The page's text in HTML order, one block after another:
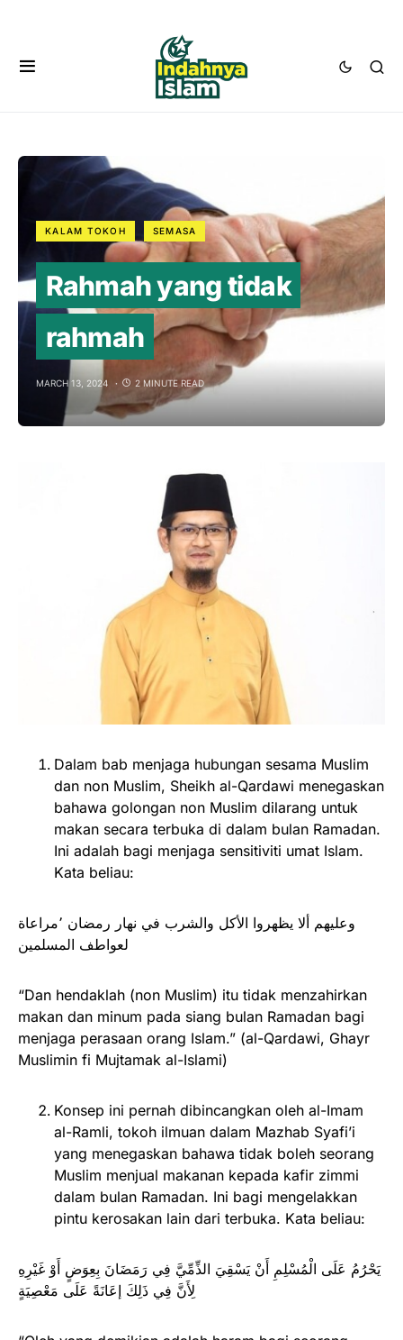
KALAM TOKOH SEMASA
Rahmah yang tidak
rahmah
MARCH 13, 2024 2 MINUTE READ
Dalam bab menjaga hubungan sesama Muslim
dan non Muslim, Sheikh al-Qardawi menegaskan
bahawa golongan non Muslim dilarang untuk
makan secara terbuka di dalam bulan Ramadan.
Ini adalah bagi menjaga sensitiviti umat Islam.
Kata beliau:
وعليهم ألا يظهروا الأكل والشرب في نهار رمضان ٬مراعاة
لعواطف المسلمين
“Dan hendaklah (non Muslim) itu tidak menzahirkan
makan dan minum pada siang bulan Ramadan bagi
menjaga perasaan orang Islam.” (al-Qardawi, Ghayr
Muslimin fi Mujtamak al-Islami)
Konsep ini pernah dibincangkan oleh al-Imam
al-Ramli, tokoh ilmuan dalam Mazhab Syafi’i
yang menegaskan bahawa tidak boleh seorang
Muslim menjual makanan kepada kafir zimmi
dalam bulan Ramadan. Ini bagi mengelakkan
pintu kerosakan lain dari terbuka. Kata beliau:
يَحْرُمُ عَلَى الْمُسْلِمِ أَنْ يَسْقِيَ الذِّمِّيَّ فِي رَمَضَانَ بِعِوَضٍ أَوْ غَيْرِهِ
لِأَنَّ فِي ذَلِكَ إعَانَةً عَلَى مَعْصِيَةٍ